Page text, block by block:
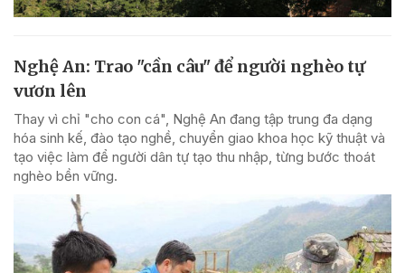
Nghệ An: Trao "cần câu" để người nghèo tự
vươn lên
Thay vì chỉ "cho con cá", Nghệ An đang tập trung đa dạng
hóa sinh kế, đào tạo nghề, chuyển giao khoa học kỹ thuật và
tạo việc làm để người dân tự tạo thu nhập, từng bước thoát
nghèo bền vững.